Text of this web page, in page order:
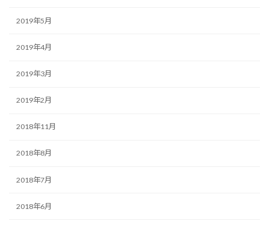
2019年5月
2019年4月
2019年3月
2019年2月
2018年11月
2018年8月
2018年7月
2018年6月